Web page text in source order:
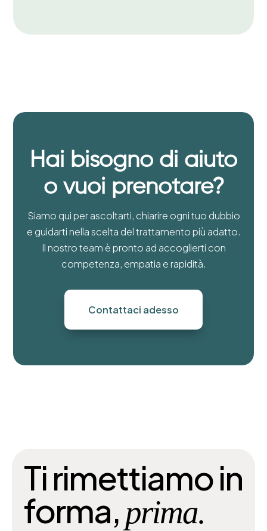
Hai bisogno di aiuto
o vuoi prenotare?
Siamo qui per ascoltarti, chiarire ogni tuo dubbio
e guidarti nella scelta del trattamento più adatto.
Il nostro team è pronto ad accoglierti con
competenza, empatia e rapidità.
Contattaci adesso
Ti rimettiamo in
forma, prima.